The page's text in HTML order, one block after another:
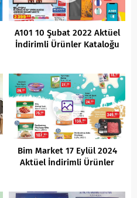
A101 10 Şubat 2022 Aktüel
İndirimli Ürünler Kataloğu
Bim Market 17 Eylül 2024
Aktüel İndirimli Ürünler